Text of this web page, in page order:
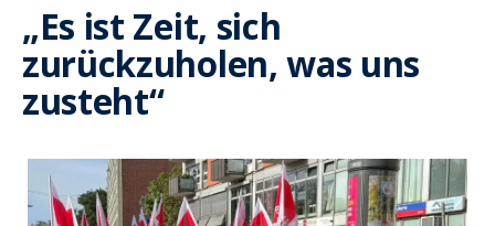
„Es ist Zeit, sich
zurückzuholen, was uns
zusteht“